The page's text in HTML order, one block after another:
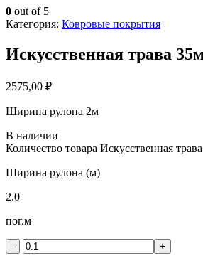
0 out of 5
Категория: Ковровые покрытия
Искусственная трава
2575,00 ₽
Ширина рулона 2м
В наличии
Количество товара Искусственная
Ширина рулона (м)
2.0
пог.м
- +